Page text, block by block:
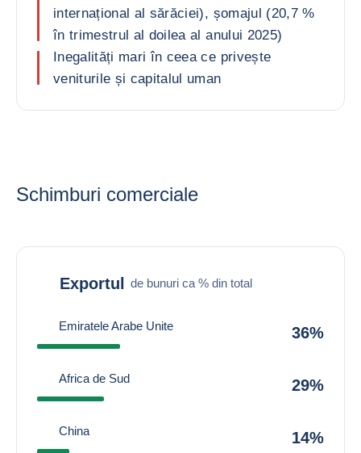
internațional al sărăciei), șomajul (20,7 %
în trimestrul al doilea al anului 2025)
Inegalități mari în ceea ce privește
veniturile și capitalul uman
Schimburi comerciale
Exportul de bunuri ca % din total
Emiratele Arabe Unite 36%
Africa de Sud 29%
China 14%